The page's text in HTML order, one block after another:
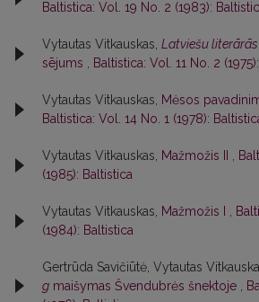
Baltistica: Vol. 19 No. 2 (1983):
Vytautas Vitkauskas, Latviešu
sējums
Baltistica: Vol. 11 No. 2
Vytautas Vitkauskas, Mėsos
Baltistica: Vol. 14 No. 1 (1978):
Vytautas Vitkauskas, Mažmožis II
(1985): Baltistica
Vytautas Vitkauskas, Mažmožis I
(1984): Baltistica
Gertrūda Savičiūtė, Vytautas
g maišymas Švendubrės šnektoje